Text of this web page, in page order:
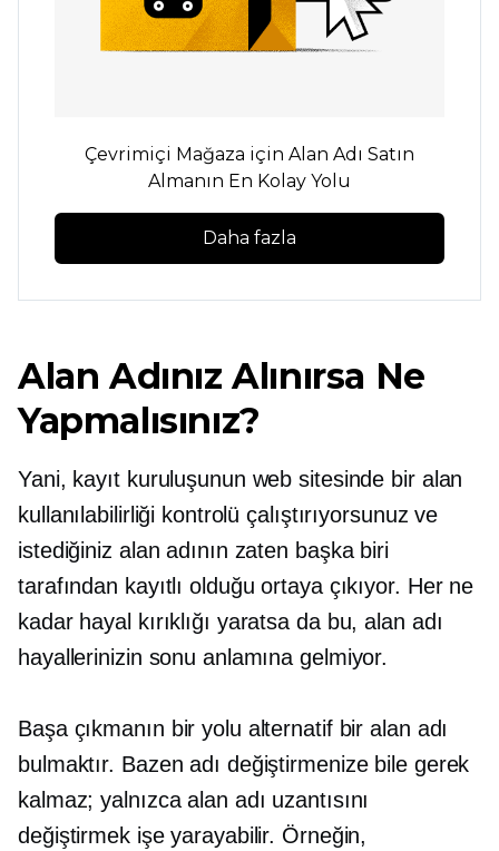
Çevrimiçi Mağaza için Alan Adı Satın
Almanın En Kolay Yolu
Daha fazla
Alan Adınız Alınırsa Ne
Yapmalısınız?
Yani, kayıt kuruluşunun web sitesinde bir alan
kullanılabilirliği kontrolü çalıştırıyorsunuz ve
istediğiniz alan adının zaten başka biri
tarafından kayıtlı olduğu ortaya çıkıyor. Her ne
kadar hayal kırıklığı yaratsa da bu, alan adı
hayallerinizin sonu anlamına gelmiyor.
Başa çıkmanın bir yolu alternatif bir alan adı
bulmaktır. Bazen adı değiştirmenize bile gerek
kalmaz; yalnızca alan adı uzantısını
değiştirmek işe yarayabilir. Örneğin,